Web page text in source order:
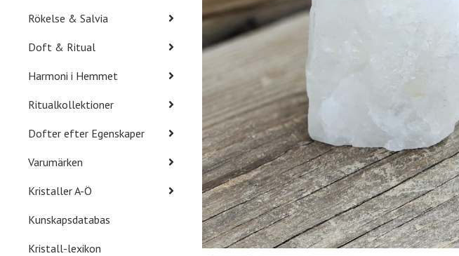
Rökelse & Salvia
Doft & Ritual
Harmoni i Hemmet
Ritualkollektioner
Dofter efter Egenskaper
Varumärken
Kristaller A-Ö
Kunskapsdatabas
Kristall-lexikon